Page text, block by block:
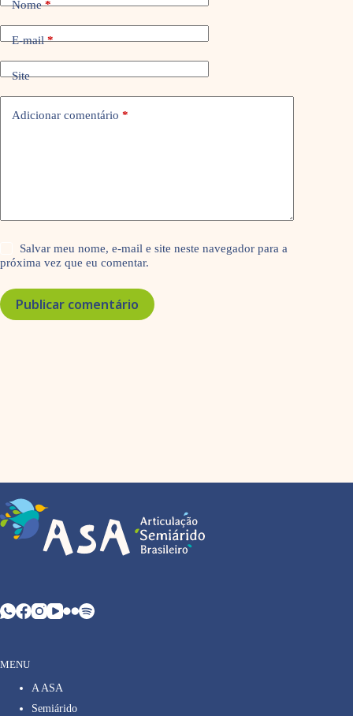
Nome*
E-mail*
Site
Adicionar comentário *
Salvar meu nome, e-mail e site neste navegador para a
próxima vez que eu comentar.
Publicar comentário
MENU
A ASA
Semiárido